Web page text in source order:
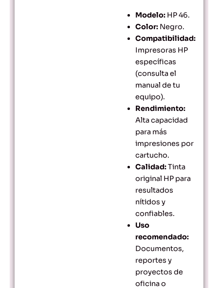
Modelo:HP 46.
Color:Negro.
Compatibilidad:
Impresoras HP
específicas
(consulta el
manual de tu
equipo).
Rendimiento:
Alta capacidad
para más
impresiones por
cartucho.
Calidad:Tinta
original HP para
resultados
nítidos y
confiables.
Uso
recomendado:
Documentos,
reportes y
proyectos de
oficina o